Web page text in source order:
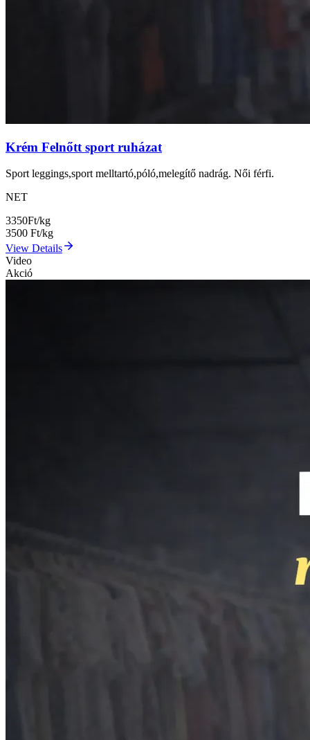
Krém Felnőtt sport ruházat
Sport leggings,sport melltartó,póló,melegítő nadrág. Női férfi.
NET
3350Ft/kg
3500 Ft/kg
View Details
Video
Akció